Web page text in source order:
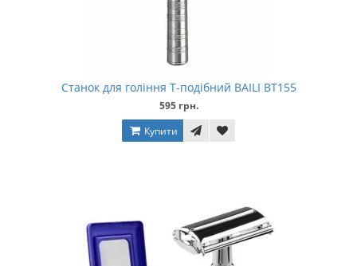
Станок для гоління Т-подібний BAILI BT155
595 грн.
Купити